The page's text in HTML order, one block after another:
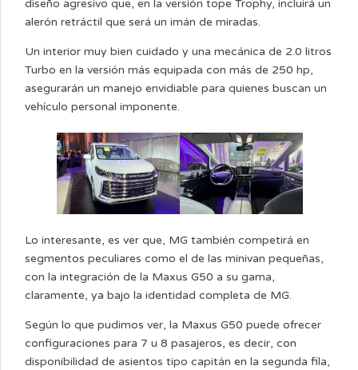
diseño agresivo que, en la versión tope Trophy, incluirá un
alerón retráctil que será un imán de miradas.
Un interior muy bien cuidado y una mecánica de 2.0 litros
Turbo en la versión más equipada con más de 250 hp,
asegurarán un manejo envidiable para quienes buscan un
vehículo personal imponente.
Lo interesante, es ver que, MG también competirá en
segmentos peculiares como el de las minivan pequeñas,
con la integración de la Maxus G50 a su gama,
claramente, ya bajo la identidad completa de MG.
Según lo que pudimos ver, la Maxus G50 puede ofrecer
configuraciones para 7 u 8 pasajeros, es decir, con
disponibilidad de asientos tipo capitán en la segunda fila,